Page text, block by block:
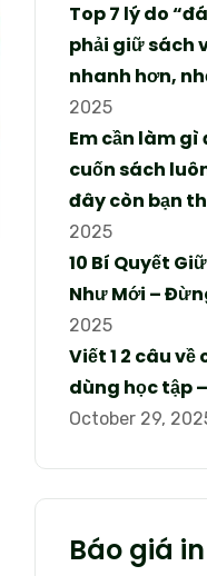
Top 7 lý do
phải giữ sách
nhanh hơn,
2025
Em cần làm
cuốn sách
đây còn bạn
2025
10 Bí Quyết
Như Mới –
2025
Viết 1 2 câu
dùng học tập
October 29,
Báo giá